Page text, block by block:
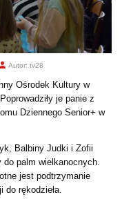
Autor: tv28
Ośrodek Kultury w
je panie z
Dziennego Senior+ w
Balbiny Judki i Zofii
palm wielkanocnych.
jest podtrzymanie
rękodzieła.